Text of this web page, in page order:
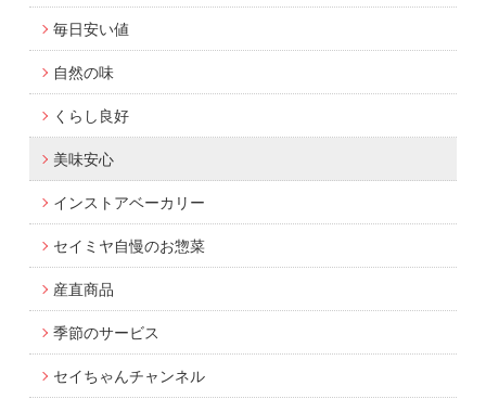
毎日安い値
自然の味
くらし良好
美味安心
インストアベーカリー
セイミヤ自慢のお惣菜
産直商品
季節のサービス
セイちゃんチャンネル